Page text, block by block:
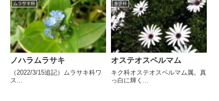
ムラサキ科
ノハラムラサキ
（2022/3/15追記）ムラサキ科ワ
ス...
キク科
オステオスペルマム
キク科オステオスペルマム属。真
っ白に輝く...